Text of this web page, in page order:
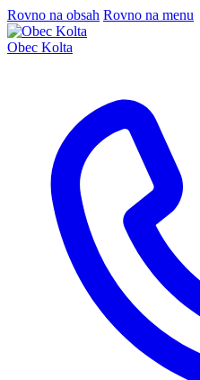
Rovno na obsah Rovno na menu
Obec Kolta